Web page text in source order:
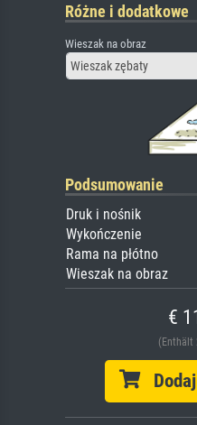
Różne i dodatkowe
Wieszak na obraz
Wieszak zębaty
Podsumowanie
Druk i nośnik
Wykończenie
Rama na płótno
Wieszak na obraz
€
(Enthält
Dodaj